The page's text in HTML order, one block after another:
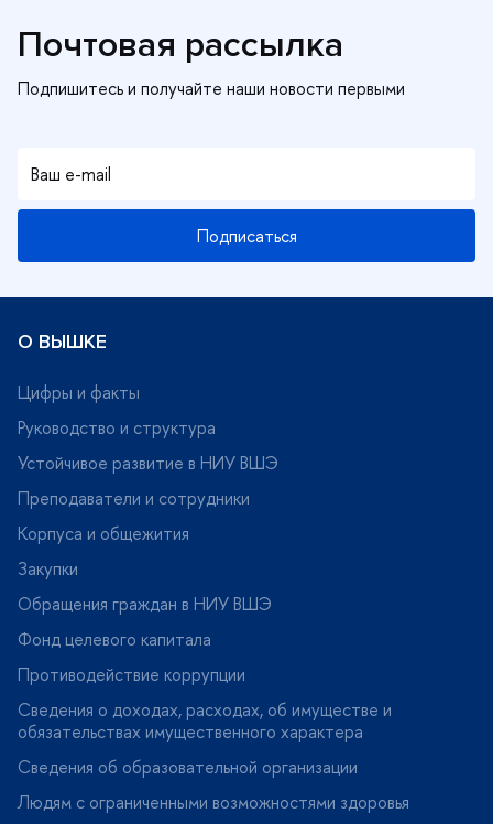
Почтовая рассылка
Подписаться
О ВЫШКЕ
Цифры и факты
Руководство и структура
Устойчивое развитие в НИУ ВШЭ
Преподаватели и сотрудники
Корпуса и общежития
Закупки
Обращения граждан в НИУ ВШЭ
Фонд целевого капитала
Противодействие коррупции
Сведения о доходах, расходах, об имуществе и
обязательствах имущественного характера
Сведения об образовательной организации
Людям с ограниченными возможностями здоровья